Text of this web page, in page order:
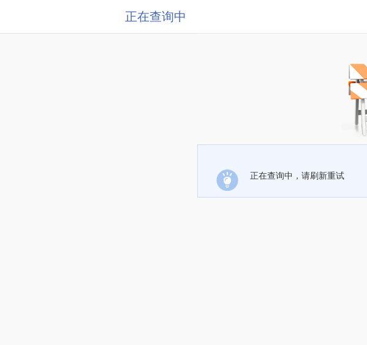
正在查询中
正在查询中，请刷新重试